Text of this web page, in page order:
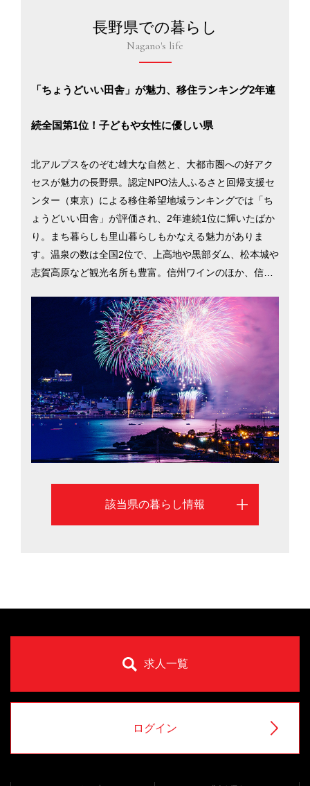
長野県での暮らし
Nagano's life
「ちょうどいい田舎」が魅力、移住ランキング2年連
続全国第1位！子どもや女性に優しい県
北アルプスをのぞむ雄大な自然と、大都市圏への好アク
セスが魅力の長野県。認定NPO法人ふるさと回帰支援セ
ンター（東京）による移住希望地域ランキングでは「ち
ょうどいい田舎」が評価され、2年連続1位に輝いたばか
り。まち暮らしも里山暮らしもかなえる魅力がありま
す。温泉の数は全国2位で、上高地や黒部ダム、松本城や
志賀高原など観光名所も豊富。信州ワインのほか、信州
は安心して子どもを産み、育てられるよう多子世帯の保
育料を減免。女性の就業率全国 2位や高齢者就業率は日
本一（2015年）など誰にでも居場所がある県づくりを進
めています。長野市と松本市を中心に、長野県への移住
を検討するのに役立つ情報を掲載しています。北アルプ
スをのぞむ雄大な自然と、大都市圏への好アクセスが魅
力の長野県。認定NPO法人ふるさと回帰支援センター
（東京）による移住希望地域ランキングでは「ちょうど
いい田舎」が評価され、2年連続1位に輝いたばかり。ま
など観光名所も豊富。信州ワインのほか、信州ジビエや
大王わさびなど食の豊かさも魅力です。長野県は安心し
該当県の暮らし情報
求人一覧
ログイン